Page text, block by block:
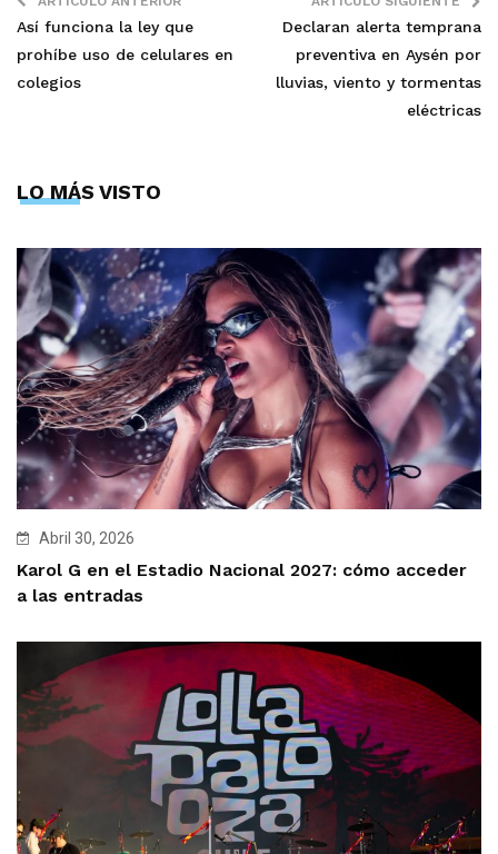
Así funciona la ley que
prohíbe uso de celulares en
colegios
Declaran alerta temprana
preventiva en Aysén por
lluvias, viento y tormentas
eléctricas
LO MÁS VISTO
Abril 30, 2026
Karol G en el Estadio Nacional 2027: cómo acceder
a las entradas